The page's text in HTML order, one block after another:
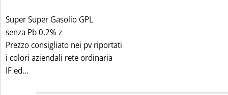
Super Super Gasolio GPL
senza Pb 0,2% z
Prezzo consigliato nei pv riportati
i colori aziendali rete ordinaria
IF ed...